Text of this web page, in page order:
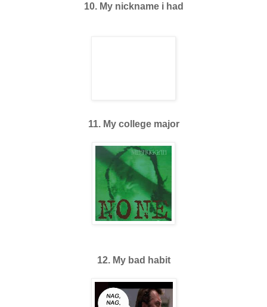
10. My nickname i had
11. My college major
12. My bad habit